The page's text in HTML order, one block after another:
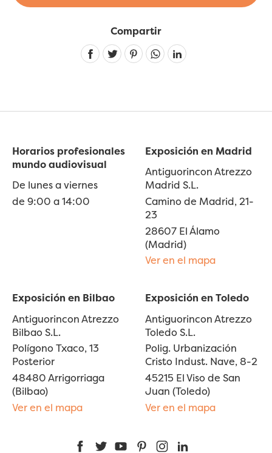
Compartir
Linkedin
Horarios profesionales
mundo audiovisual
De lunes a viernes
de 9:00 a 14:00
Exposición en Madrid
Antiguorincon Atrezzo
Madrid S.L.
Camino de Madrid, 21-
23
28607 El Álamo
(Madrid)
Ver en el mapa
Exposición en Bilbao
Antiguorincon Atrezzo
Bilbao S.L.
Polígono Txaco, 13
Posterior
48480 Arrigorriaga
(Bilbao)
Ver en el mapa
Exposición en Toledo
Antiguorincon Atrezzo
Toledo S.L.
Polig. Urbanización
Cristo Indust. Nave, 8-2
45215 El Viso de San
Juan (Toledo)
Ver en el mapa
FacebookTwitterYouTubePinterestInstagram